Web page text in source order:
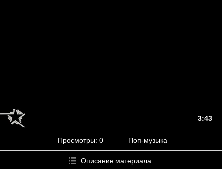
3:43
Просмотры: 0 Поп-музыка
Описание материала: